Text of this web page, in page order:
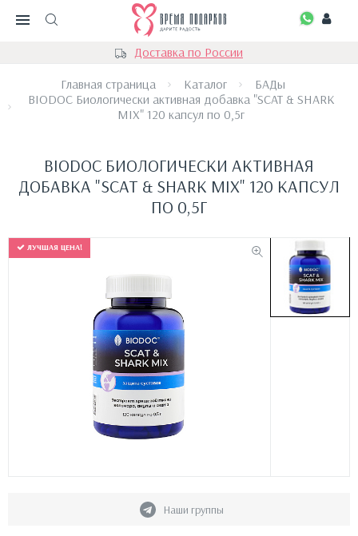
Доставка по России
Главная страница Каталог
БАДы
BIODOC Биологически активная добавка "SCAT & SHARK
MIX" 120 капсул по 0,5г
BIODOC БИОЛОГИЧЕСКИ АКТИВНАЯ
ДОБАВКА "SCAT & SHARK MIX" 120 КАПСУЛ
ПО 0,5Г
ЛУЧШАЯ ЦЕНА!
Наши группы